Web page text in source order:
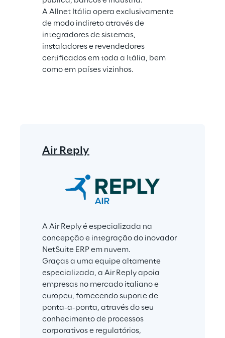
A Allnet Itália opera exclusivamente
de modo indireto através de
integradores de sistemas,
instaladores e revendedores
certificados em toda a Itália, bem
como em países vizinhos.
Air Reply
A Air Reply é especializada na
concepção e integração do inovador
NetSuite ERP em nuvem.
Graças a uma equipe altamente
especializada, a Air Reply apoia
empresas no mercado italiano e
europeu, fornecendo suporte de
ponta-a-ponta, através do seu
conhecimento de processos
corporativos e regulatórios,